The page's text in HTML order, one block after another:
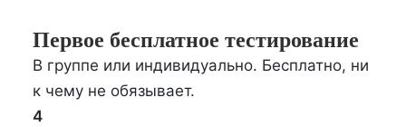
Первое бесплатное тестирование
В группе или индивидуально. Бесплатно, ни
к чему не обязывает.
4